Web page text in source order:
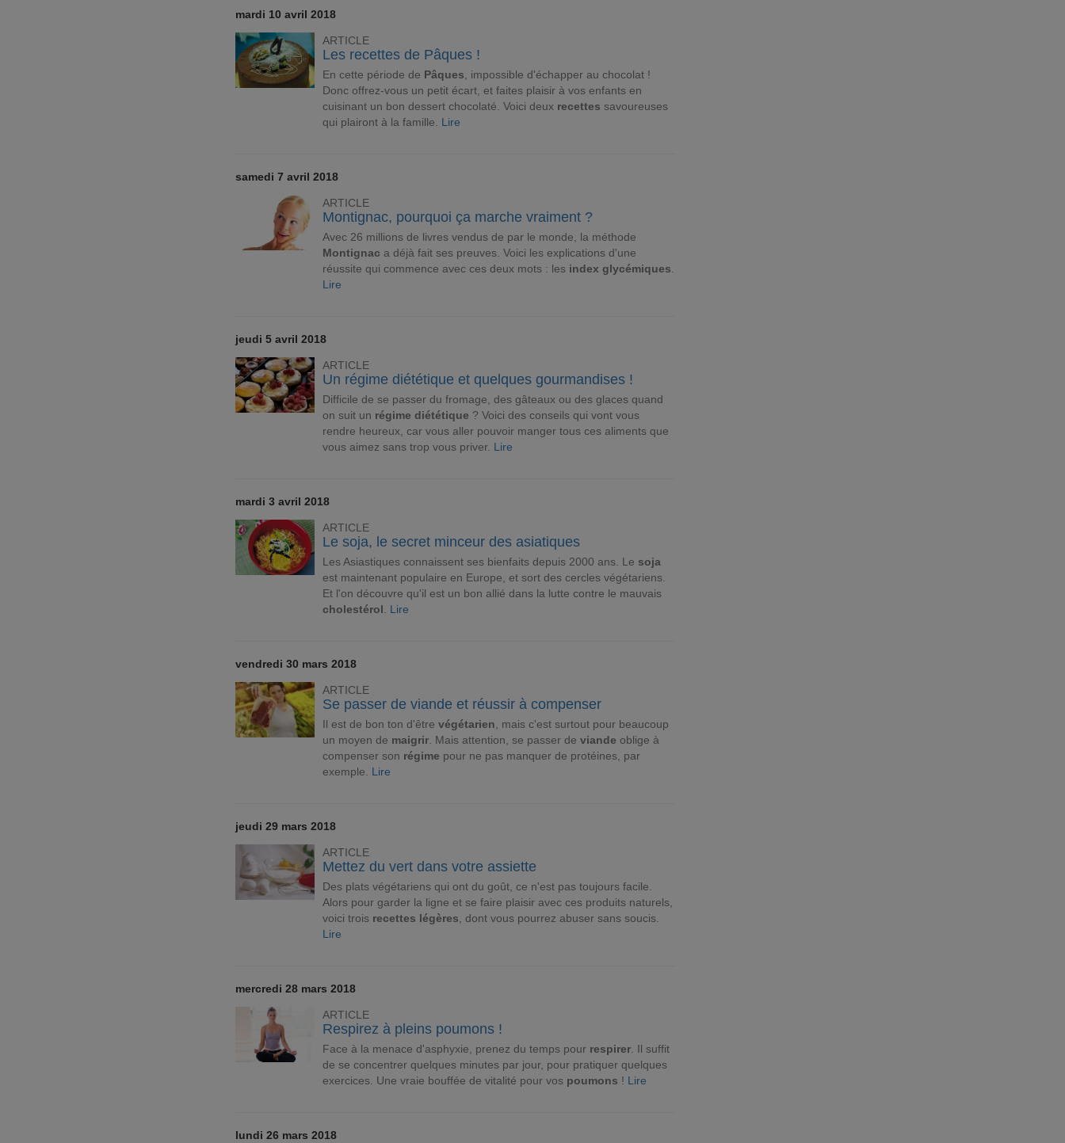
mardi 10 avril 2018
ARTICLE
Les recettes de Pâques !
En cette période de Pâques , impossible d'échapper au chocolat !
Donc offrez-vous un petit écart, et faites plaisir à vos enfants en
cuisinant un bon dessert chocolaté. Voici deux recettes savoureuses
qui plairont à la famille. Lire
samedi 7 avril 2018
ARTICLE
Montignac, pourquoi ça marche vraiment ?
Avec 26 millions de livres vendus de par le monde, la méthode
Montignac a déjà fait ses preuves. Voici les explications d'une
réussite qui commence avec ces deux mots : les index glycémiques
Lire
jeudi 5 avril 2018
ARTICLE
Un régime diététique et quelques gourmandises !
Difficile de se passer du fromage, des gâteaux ou des glaces quand
on suit un régime diététique ? Voici des conseils qui vont vous
rendre heureux, car vous aller pouvoir manger tous ces aliments que
vous aimez sans trop vous priver. Lire
mardi 3 avril 2018
ARTICLE
Le soja, le secret minceur des asiatiques
Les Asiastiques connaissent ses bienfaits depuis 2000 ans. Le soja
est maintenant populaire en Europe, et sort des cercles végétariens.
Et l'on découvre qu'il est un bon allié dans la lutte contre le mauvais
cholestérol
Lire
vendredi 30 mars 2018
ARTICLE
Se passer de viande et réussir à compenser
Il est de bon ton d'être végétarien , mais c'est surtout pour beaucoup
un moyen de maigrir . Mais attention, se passer de viande oblige à
compenser son régime pour ne pas manquer de protéines, par
exemple. Lire
jeudi 29 mars 2018
ARTICLE
Mettez du vert dans votre assiette
Des plats végétariens qui ont du goût, ce n'est pas toujours facile.
Alors pour garder la ligne et se faire plaisir avec ces produits naturels,
voici trois recettes légères , dont vous pourrez abuser sans soucis.
Lire
mercredi 28 mars 2018
ARTICLE
Respirez à pleins poumons !
Face à la menace d'asphyxie, prenez du temps pour respirer . Il suffit
de se concentrer quelques minutes par jour, pour pratiquer quelques
exercices. Une vraie bouffée de vitalité pour vos poumons ! Lire
lundi 26 mars 2018